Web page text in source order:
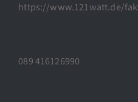
https://www.121watt.de/
089 416126990